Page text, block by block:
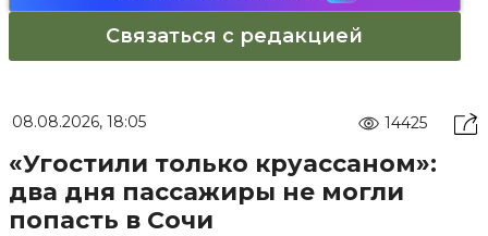
Связаться с редакцией
08.08.2026, 18:05 14425
«Угостили только круассаном»:
два дня пассажиры не могли
попасть в Сочи